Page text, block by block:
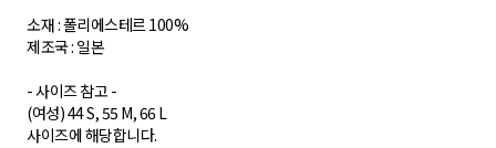
소재 : 폴리에스테르 100%
제조국 : 일본
- 사이즈 참고 -
(여성) 44 S, 55 M, 66 L
사이즈에 해당합니다.